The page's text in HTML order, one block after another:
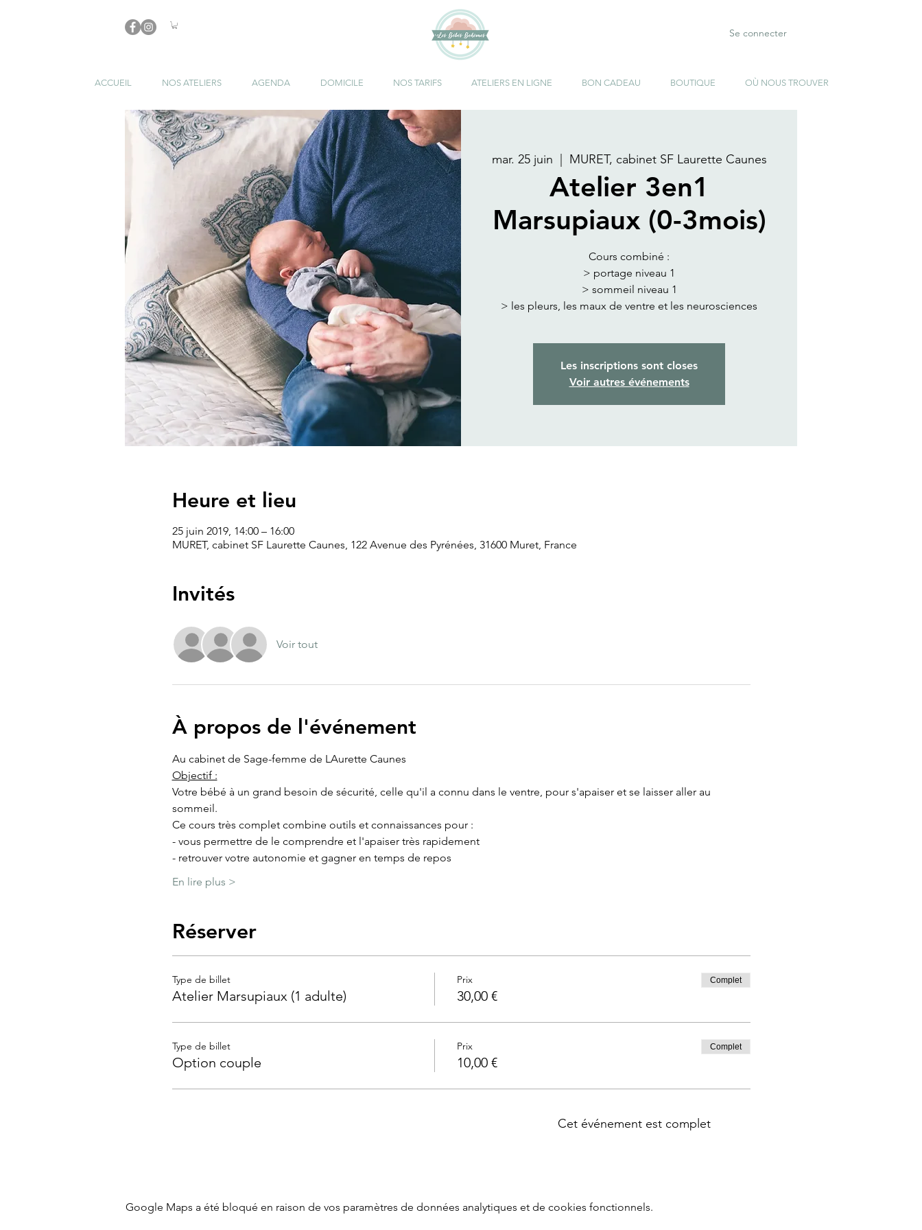
Se connecter
ACCUEIL NOS ATELIERS AGENDA DOMICILE NOS TARIFS ATELIERS EN LIGNE BON CADEAU BOUTIQUE OÙ NOUS TROUVER
mar. 25 juin
  |
MURET, cabinet SF Laurette Caunes
Atelier 3en1
Marsupiaux (0-3mois)
Cours combiné :
> portage niveau 1
> sommeil niveau 1
> les pleurs, les maux de ventre et les neurosciences
Les inscriptions sont closes
Voir autres événements
Heure et lieu
25 juin 2019, 14:00 – 16:00
MURET, cabinet SF Laurette Caunes, 122 Avenue des Pyrénées, 31600 Muret, France
Invités
Voir tout
À propos de l'événement
Au cabinet de Sage-femme de LAurette Caunes
Objectif :
Votre bébé à un grand besoin de sécurité, celle qu'il a connu dans le ventre, pour s'apaiser et se laisser aller au
sommeil.
Ce cours très complet combine outils et connaissances pour :
- vous permettre de le comprendre et l'apaiser très rapidement
- retrouver votre autonomie et gagner en temps de repos
En lire plus >
Réserver
Type de billet
Atelier Marsupiaux (1 adulte)
Prix
30,00 €
Complet
Type de billet
Option couple
Prix
10,00 €
Complet
Cet événement est complet
Google Maps a été bloqué en raison de vos paramètres de données analytiques et de cookies fonctionnels.